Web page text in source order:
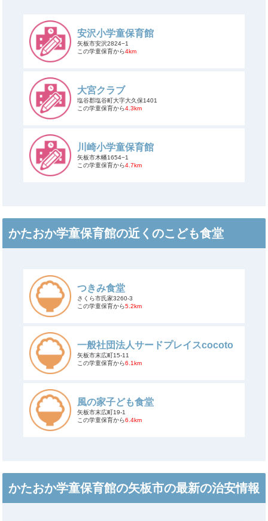
安沢小学童保育館
矢板市安沢2824−1
この学童保育から4km
大宮クラブ
塩谷郡塩谷町大字大久保1401
この学童保育から4.3km
川崎小学童保育館
矢板市木幡1654−1
この学童保育から4.7km
かたおか学童保育館の近くのこども食堂
つきみ食堂
さくら市氏家3260-3
この学童保育から5.2km
一般社団法人サードプレイスcocoto
矢板市末広町15-11
この学童保育から6.1km
風の家子ども食堂
矢板市末広町19-1
この学童保育から6.4km
かたおか学童保育館の矢板市の最新の治安情報